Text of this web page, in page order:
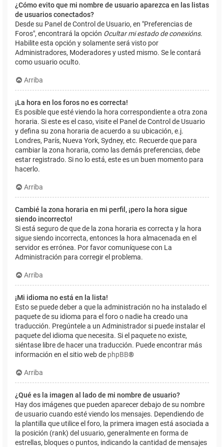
¿Cómo evito que mi nombre de usuario aparezca en las listas
de usuarios conectados?
Desde su Panel de Control de Usuario, en "Preferencias de
Foros", encontrará la opción Ocultar mi estado de conexións.
Habilite esta opción y solamente será visto por
Administradores, Moderadores y usted mismo. Se le contará
como usuario oculto.
Arriba
¡La hora en los foros no es correcta!
Es posible que esté viendo la hora correspondiente a otra zona
horaria. Si este es el caso, visite el Panel de Control de Usuario
y defina su zona horaria de acuerdo a su ubicación, e.j.
Londres, París, Nueva York, Sydney, etc. Recuerde que para
cambiar la zona horaria, como las demás preferencias, debe
estar registrado. Si no lo está, este es un buen momento para
hacerlo.
Arriba
Cambié la zona horaria en mi perfil, ¡pero la hora sigue
siendo incorrecto!
Si está seguro de que de la zona horaria es correcta y la hora
sigue siendo incorrecta, entonces la hora almacenada en el
servidor es errónea. Por favor comuníquese con La
Administración para corregir el problema.
Arriba
¡Mi idioma no está en la lista!
Esto se puede deber a que la administración no ha instalado el
paquete de su idioma para el foro o nadie ha creado una
traducción. Pregúntele a un Administrador si puede instalar el
paquete del idioma que necesita. Si el paquete no existe,
siéntase libre de hacer una traducción. Puede encontrar más
información en el sitio web de phpBB®
Arriba
¿Qué es la imagen al lado de mi nombre de usuario?
Hay dos imágenes que pueden aparecer debajo de su nombre
de usuario cuando esté viendo los mensajes. Dependiendo de
la plantilla que utilice el foro, la primera imagen está asociada a
la posición (rank) del usuario, generalmente en forma de
estrellas, bloques o puntos, indicando la cantidad de mensajes